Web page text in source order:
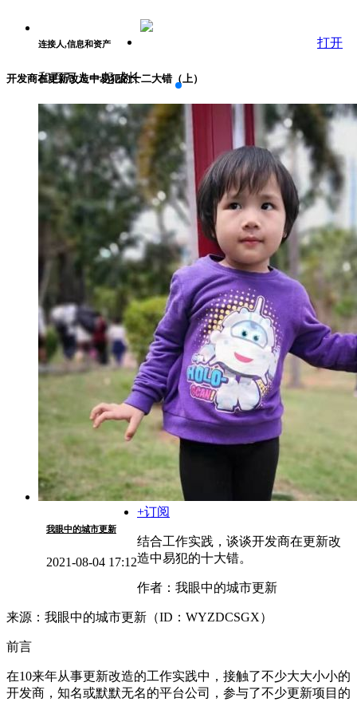
连接人,信息和资产
和百万人一起成长
打开
开发商在更新改造中易犯的十二大错（上）
我眼中的城市更新
2021-08-04 17:12
+订阅
结合工作实践，谈谈开发商在更新改
造中易犯的十大错。
作者：我眼中的城市更新
来源：我眼中的城市更新（ID：WYZDCSGX）
前言
在10来年从事更新改造的工作实践中，接触了不少大大小小的
开发商，知名或默默无名的平台公司，参与了不少更新项目的